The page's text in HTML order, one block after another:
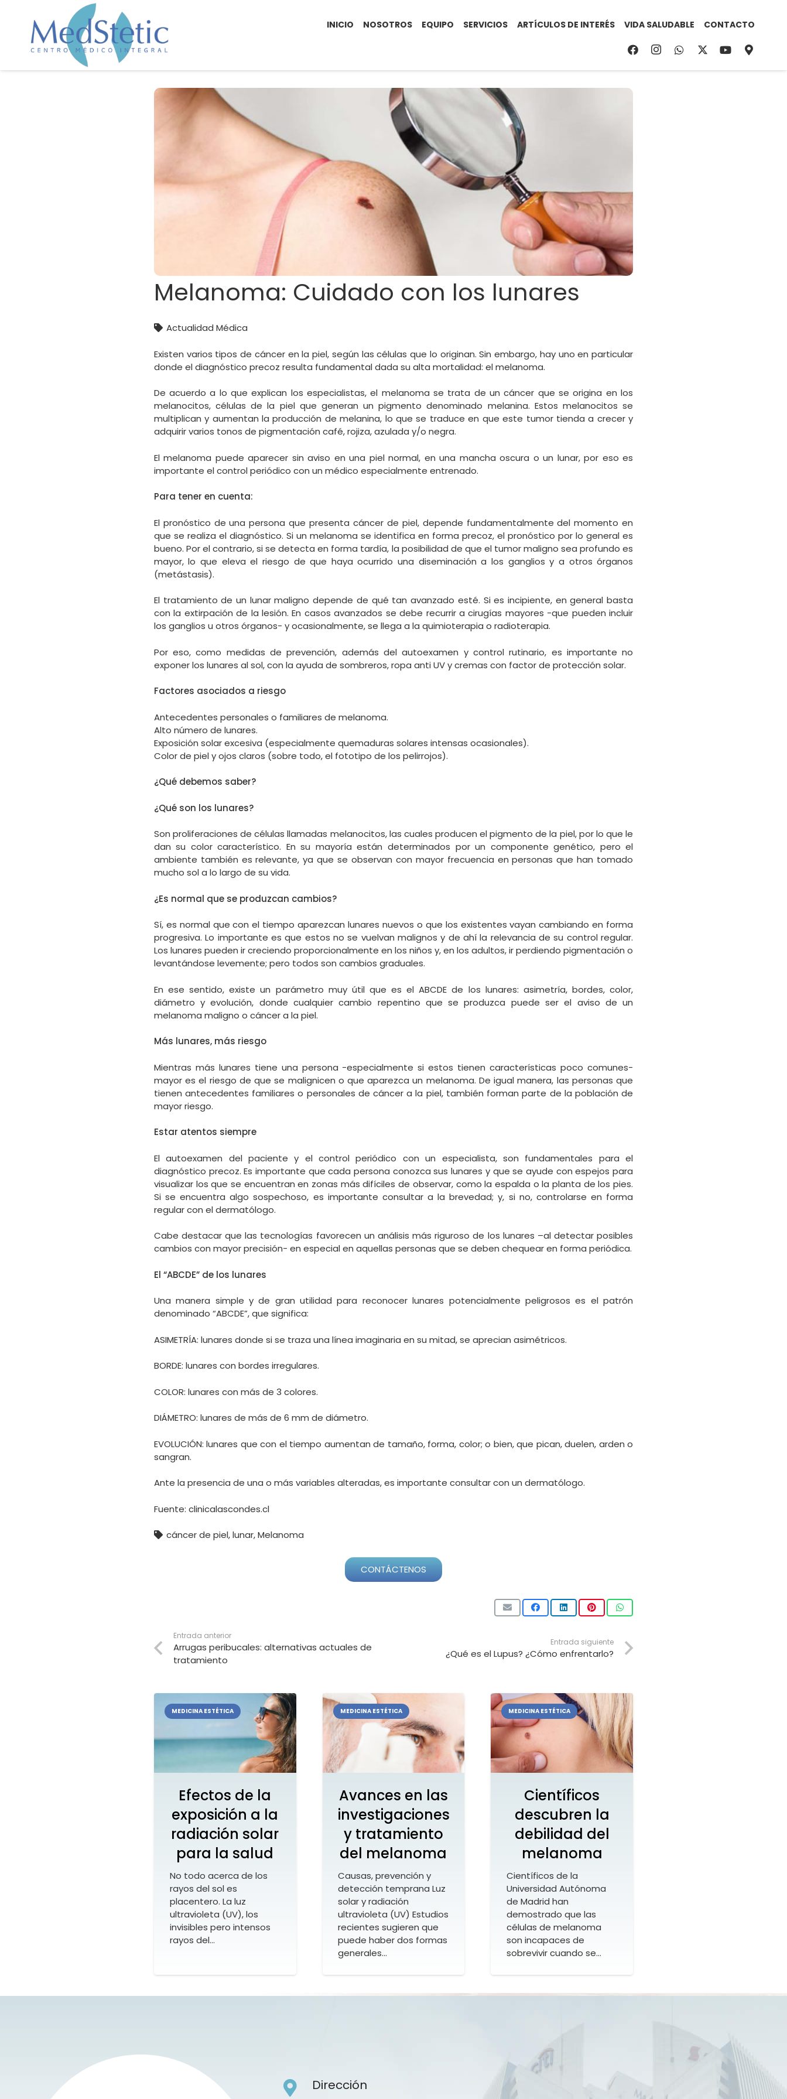
INICIO NOSOTROS EQUIPO SERVICIOS ARTÍCULOS DE INTERÉS VIDA SALUDABLE CONTACTO
Melanoma: Cuidado con los lunares
Actualidad Médica
Existen varios tipos de cáncer en la piel, según las células que lo originan. Sin embargo, hay uno en particular
donde el diagnóstico precoz resulta fundamental dada su alta mortalidad: el melanoma.
De acuerdo a lo que explican los especialistas, el melanoma se trata de un cáncer que se origina en los
melanocitos, células de la piel que generan un pigmento denominado melanina. Estos melanocitos se
multiplican y aumentan la producción de melanina, lo que se traduce en que este tumor tienda a crecer y
adquirir varios tonos de pigmentación café, rojiza, azulada y/o negra.
El melanoma puede aparecer sin aviso en una piel normal, en una mancha oscura o un lunar, por eso es
importante el control periódico con un médico especialmente entrenado.
Para tener en cuenta:
El pronóstico de una persona que presenta cáncer de piel, depende fundamentalmente del momento en
que se realiza el diagnóstico. Si un melanoma se identifica en forma precoz, el pronóstico por lo general es
bueno. Por el contrario, si se detecta en forma tardía, la posibilidad de que el tumor maligno sea profundo es
mayor, lo que eleva el riesgo de que haya ocurrido una diseminación a los ganglios y a otros órganos
(metástasis).
El tratamiento de un lunar maligno depende de qué tan avanzado esté. Si es incipiente, en general basta
con la extirpación de la lesión. En casos avanzados se debe recurrir a cirugías mayores -que pueden incluir
los ganglios u otros órganos- y ocasionalmente, se llega a la quimioterapia o radioterapia.
Por eso, como medidas de prevención, además del autoexamen y control rutinario, es importante no
exponer los lunares al sol, con la ayuda de sombreros, ropa anti UV y cremas con factor de protección solar.
Factores asociados a riesgo
Antecedentes personales o familiares de melanoma.
Alto número de lunares.
Exposición solar excesiva (especialmente quemaduras solares intensas ocasionales).
Color de piel y ojos claros (sobre todo, el fototipo de los pelirrojos).
¿Qué debemos saber?
¿Qué son los lunares?
Son proliferaciones de células llamadas melanocitos, las cuales producen el pigmento de la piel, por lo que le
dan su color característico. En su mayoría están determinados por un componente genético, pero el
ambiente también es relevante, ya que se observan con mayor frecuencia en personas que han tomado
mucho sol a lo largo de su vida.
¿Es normal que se produzcan cambios?
Sí, es normal que con el tiempo aparezcan lunares nuevos o que los existentes vayan cambiando en forma
progresiva. Lo importante es que estos no se vuelvan malignos y de ahí la relevancia de su control regular.
Los lunares pueden ir creciendo proporcionalmente en los niños y, en los adultos, ir perdiendo pigmentación o
levantándose levemente; pero todos son cambios graduales.
En ese sentido, existe un parámetro muy útil que es el ABCDE de los lunares: asimetría, bordes, color,
diámetro y evolución, donde cualquier cambio repentino que se produzca puede ser el aviso de un
melanoma maligno o cáncer a la piel.
Más lunares, más riesgo
Mientras más lunares tiene una persona -especialmente si estos tienen características poco comunes-
mayor es el riesgo de que se malignicen o que aparezca un melanoma. De igual manera, las personas que
tienen antecedentes familiares o personales de cáncer a la piel, también forman parte de la población de
mayor riesgo.
Estar atentos siempre
El autoexamen del paciente y el control periódico con un especialista, son fundamentales para el
diagnóstico precoz. Es importante que cada persona conozca sus lunares y que se ayude con espejos para
visualizar los que se encuentran en zonas más difíciles de observar, como la espalda o la planta de los pies.
Si se encuentra algo sospechoso, es importante consultar a la brevedad; y, si no, controlarse en forma
regular con el dermatólogo.
Cabe destacar que las tecnologías favorecen un análisis más riguroso de los lunares –al detectar posibles
cambios con mayor precisión- en especial en aquellas personas que se deben chequear en forma periódica.
El “ABCDE” de los lunares
Una manera simple y de gran utilidad para reconocer lunares potencialmente peligrosos es el patrón
denominado “ABCDE”, que significa:
ASIMETRÍA: lunares donde si se traza una línea imaginaria en su mitad, se aprecian asimétricos.
BORDE: lunares con bordes irregulares.
COLOR: lunares con más de 3 colores.
DIÁMETRO: lunares de más de 6 mm de diámetro.
EVOLUCIÓN: lunares que con el tiempo aumentan de tamaño, forma, color; o bien, que pican, duelen, arden o
sangran.
Ante la presencia de una o más variables alteradas, es importante consultar con un dermatólogo.
Fuente: clinicalascondes.cl
cáncer de piel,lunar,Melanoma
CONTÁCTENOS
Entrada anterior
Arrugas peribucales: alternativas actuales de
tratamiento
Entrada siguiente
¿Qué es el Lupus? ¿Cómo enfrentarlo?
MEDICINA ESTÉTICA
Efectos de la
exposición a la
radiación solar
para la salud
No todo acerca de los
rayos del sol es
placentero. La luz
ultravioleta (UV), los
invisibles pero intensos
rayos del…
MEDICINA ESTÉTICA
Avances en las
investigaciones
y tratamiento
del melanoma
Causas, prevención y
detección temprana Luz
solar y radiación
ultravioleta (UV) Estudios
recientes sugieren que
puede haber dos formas
generales…
MEDICINA ESTÉTICA
Científicos
descubren la
debilidad del
melanoma
Científicos de la
Universidad Autónoma
de Madrid han
demostrado que las
células de melanoma
son incapaces de
sobrevivir cuando se…
Dirección